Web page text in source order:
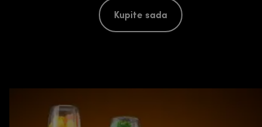
Kupite sada